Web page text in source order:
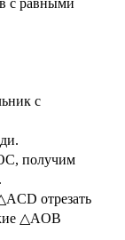
с равными
с
получим
отрезать
△AОB